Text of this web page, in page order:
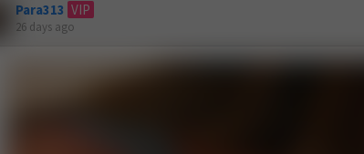
Para313 VIP
26 days ago